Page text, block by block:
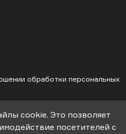
обработки персональных
cookie
cookie. Это позволяет
посетителей с